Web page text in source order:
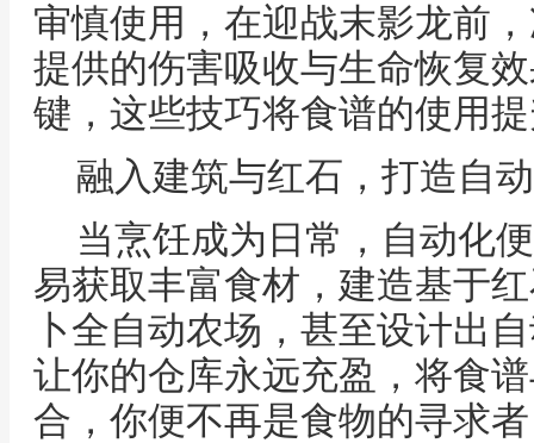
审慎使用，在迎战末影龙前
提供的伤害吸收与生命恢复
键，这些技巧将食谱的使用
融入建筑与红石，打造自
当烹饪成为日常，自动化
易获取丰富食材，建造基于
卜全自动农场，甚至设计出
让你的仓库永远充盈，将食
合，你便不再是食物的寻求